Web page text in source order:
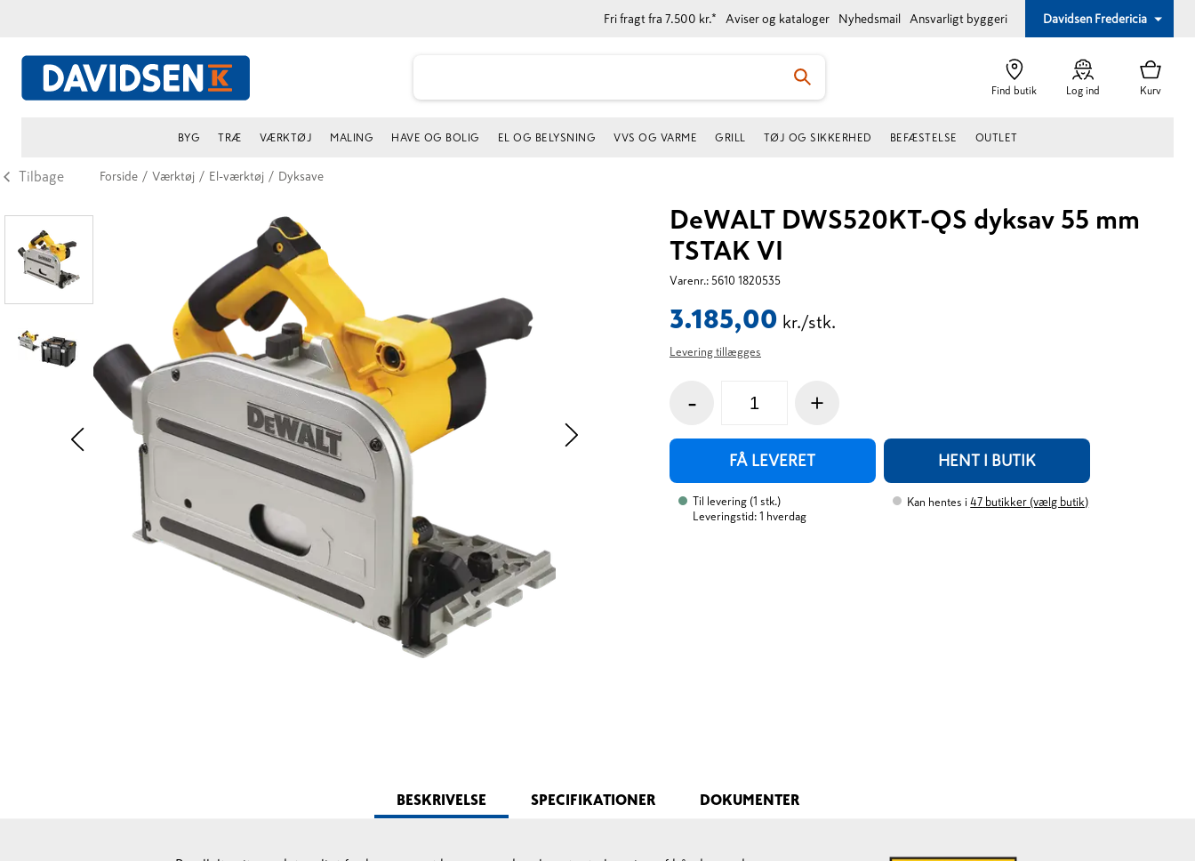
Fri fragt fra 7.500 kr.* Aviser og kataloger Nyhedsmail Ansvarligt byggeri Davidsen Fredericia
Find butik Log ind Kurv
BYG TRÆ VÆRKTØJ MALING HAVE OG BOLIG EL OG BELYSNING VVS OG VARME GRILL TØJ OG SIKKERHED BEFÆSTELSE OUTLET
Tilbage Forside / Værktøj / El-værktøj / Dyksave
DeWALT DWS520KT-QS dyksav 55 mm
TSTAK VI
Varenr.: 5610 1820535
3.185,00 kr./stk.
Levering tillægges
- +
FÅ LEVERET HENT I BUTIK
Til levering (1 stk.)
Leveringstid: 1 hverdag
Kan hentes i 47 butikker (vælg butik)
BESKRIVELSE SPECIFIKATIONER DOKUMENTER